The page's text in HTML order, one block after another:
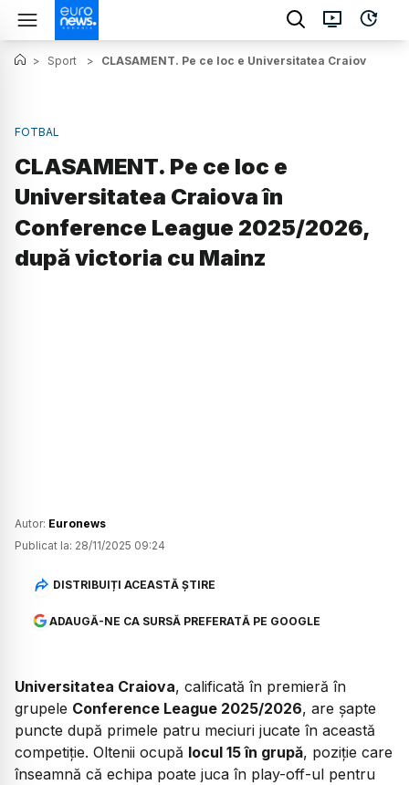
> Sport > CLASAMENT. Pe ce loc e Universitatea Craiova în
FOTBAL
CLASAMENT. Pe ce loc e
Universitatea Craiova în
Conference League 2025/2026,
după victoria cu Mainz
Autor: Euronews
Publicat la: 28/11/2025 09:24
DISTRIBUIȚI ACEASTĂ ȘTIRE
ADAUGĂ-NE CA SURSĂ PREFERATĂ PE GOOGLE
Universitatea Craiova, calificată în premieră în
grupele Conference League 2025/2026, are șapte
puncte după primele patru meciuri jucate în această
competiție. Oltenii ocupă locul 15 în grupă, poziție care
înseamnă că echipa poate juca în play-off-ul pentru